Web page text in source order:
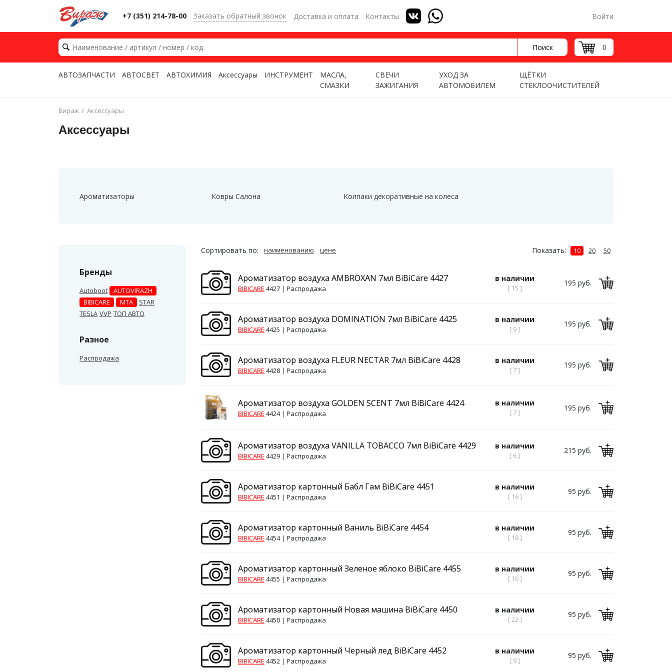
+7 (351) 214-78-00 Заказать обратный звонок Доставка и оплата Контакты Войти
Поиск 0
АВТОЗАПЧАСТИ АВТОСВЕТ АВТОХИМИЯ Аксессуары ИНСТРУМЕНТ
МАСЛА,
СМАЗКИ
СВЕЧИ
ЗАЖИГАНИЯ
УХОД ЗА
АВТОМОБИЛЕМ
ЩЁТКИ
СТЕКЛООЧИСТИТЕЛЕЙ
Вираж Аксессуары
Аксессуары
Ароматизаторы Ковры Салона Колпаки декоративные на колеса
Бренды
Autoboot
AUTOVIRAZH
BIBICARE
MTA
STAR
TESLA VVP ТОП АВТО
Разное
Распродажа
Сортировать по: наименованию цене Показать: 10 20 50
Ароматизатор воздуха AMBROXAN 7мл BiBiCare 4427
BIBICARE 4427 | Распродажа
в наличии
[ 15 ]
195 руб.
Ароматизатор воздуха DOMINATION 7мл BiBiCare 4425
BIBICARE 4425 | Распродажа
в наличии
[ 9 ]
195 руб.
Ароматизатор воздуха FLEUR NECTAR 7мл BiBiCare 4428
BIBICARE 4428 | Распродажа
в наличии
[ 7 ]
195 руб.
Ароматизатор воздуха GOLDEN SCENT 7мл BiBiCare 4424
BIBICARE 4424 | Распродажа
в наличии
[ 7 ]
195 руб.
Ароматизатор воздуха VANILLA TOBACCO 7мл BiBiCare 4429
BIBICARE 4429 | Распродажа
в наличии
[ 6 ]
215 руб.
Ароматизатор картонный Бабл Гам BiBiCare 4451
BIBICARE 4451 | Распродажа
в наличии
[ 16 ]
95 руб.
Ароматизатор картонный Ваниль BiBiCare 4454
BIBICARE 4454 | Распродажа
в наличии
[ 18 ]
95 руб.
Ароматизатор картонный Зеленое яблоко BiBiCare 4455
BIBICARE 4455 | Распродажа
в наличии
[ 10 ]
95 руб.
Ароматизатор картонный Новая машина BiBiCare 4450
BIBICARE 4450 | Распродажа
в наличии
[ 22 ]
95 руб.
Ароматизатор картонный Черный лед BiBiCare 4452
BIBICARE 4452 | Распродажа
в наличии
[ 9 ]
95 руб.